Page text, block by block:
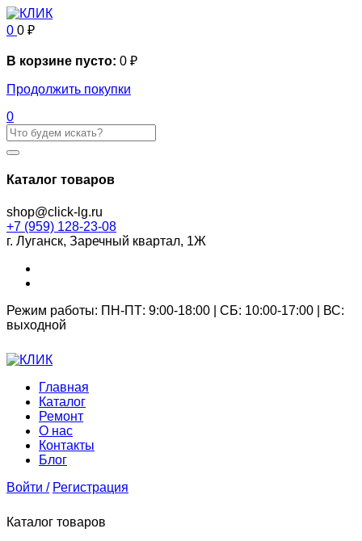
0 0 ₽
В корзине пусто: 0 ₽
Продолжить покупки
0
Каталог товаров
shop@click-lg.ru
+7 (959) 128-23-08
г. Луганск, Заречный квартал, 1Ж
Режим работы: ПН-ПТ: 9:00-18:00 | СБ: 10:00-17:00 | ВС:
выходной
Главная
Каталог
Ремонт
О нас
Контакты
Блог
Войти / Регистрация
Каталог товаров